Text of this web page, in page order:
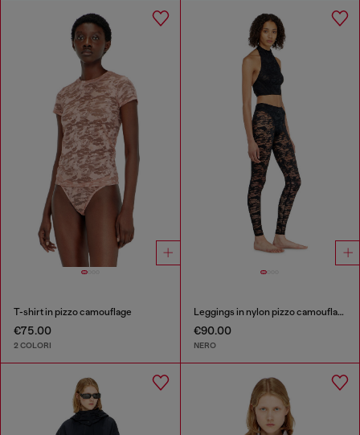
T-shirt in pizzo camouflage
€75.00
2 COLORI
Leggings in nylon pizzo camouflage
€90.00
NERO